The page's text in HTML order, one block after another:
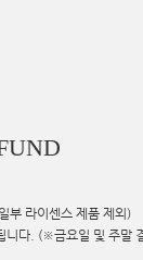
부 라이센스 제품 제외)
니다. (※금요일 및 주말